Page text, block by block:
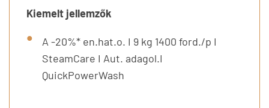
Kiemelt jellemzők
A -20%* en.hat.o. I 9 kg 1400 ford./p I
SteamCare I Aut. adagol.I
QuickPowerWash